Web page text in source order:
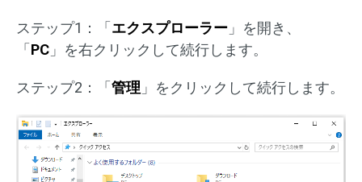
ステップ1：「 エクスプローラー 」を開き、
「 PC 」を右クリックして続行します。
ステップ2：「 管理 」をクリックして続行します。